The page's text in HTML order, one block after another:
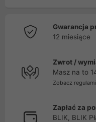
Gwarancja
12 miesiące
Zwrot /
Masz na to
Zobacz
Zapłać za
BLIK, BLIK